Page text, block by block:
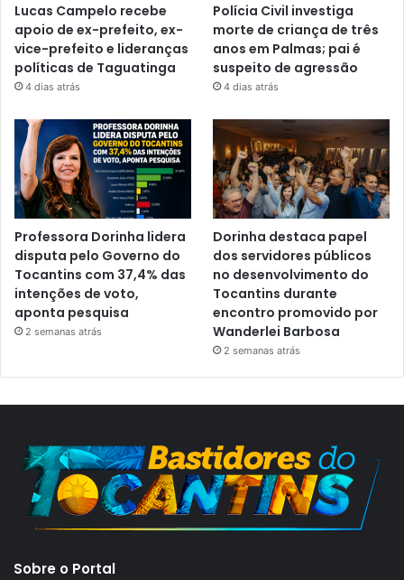
Lucas Campelo recebe
apoio de ex-prefeito, ex-
vice-prefeito e lideranças
políticas de Taguatinga
4 dias atrás
Polícia Civil investiga
morte de criança de três
anos em Palmas; pai é
suspeito de agressão
4 dias atrás
Professora Dorinha lidera
disputa pelo Governo do
Tocantins com 37,4% das
intenções de voto,
aponta pesquisa
2 semanas atrás
Dorinha destaca papel
dos servidores públicos
no desenvolvimento do
Tocantins durante
encontro promovido por
Wanderlei Barbosa
2 semanas atrás
Sobre o Portal